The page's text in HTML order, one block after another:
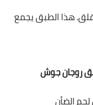
هذا الطبق يجمع
روجان جوش
الضأن